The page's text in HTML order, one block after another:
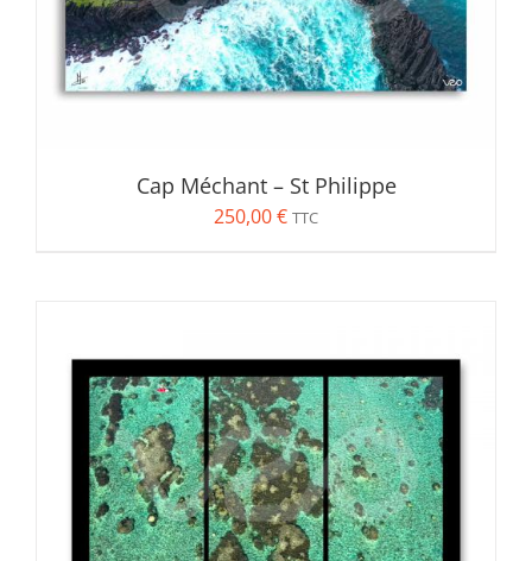
Rechercher:
Voyage(10)
Bleu(4)
Rose (1)
Diptyque(1)
Quadriptyque(1)
Triptyque(3)
Unique(10)
Cap Méchant – St Philippe
250,00€ TTC